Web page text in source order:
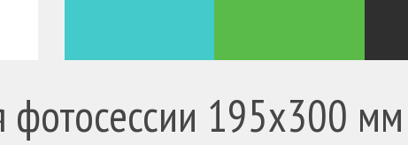
фотосессии 195х300 мм